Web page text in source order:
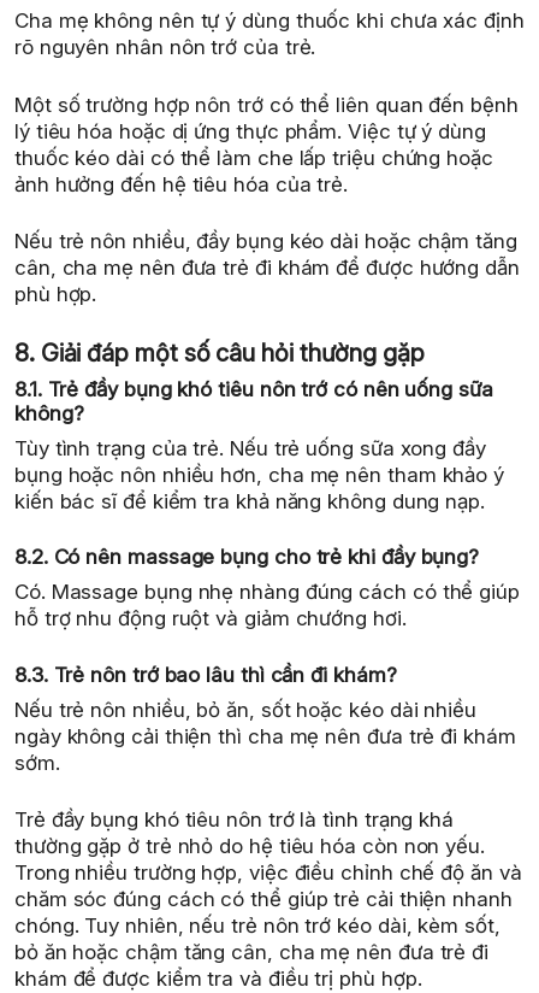
Cha mẹ không nên tự ý dùng thuốc khi chưa xác định
rõ nguyên nhân nôn trớ của trẻ.
Một số trường hợp nôn trớ có thể liên quan đến bệnh
lý tiêu hóa hoặc dị ứng thực phẩm. Việc tự ý dùng
thuốc kéo dài có thể làm che lấp triệu chứng hoặc
ảnh hưởng đến hệ tiêu hóa của trẻ.
Nếu trẻ nôn nhiều, đầy bụng kéo dài hoặc chậm tăng
cân, cha mẹ nên đưa trẻ đi khám để được hướng dẫn
phù hợp.
8. Giải đáp một số câu hỏi thường gặp
8.1. Trẻ đầy bụng khó tiêu nôn trớ có nên uống sữa
không?
Tùy tình trạng của trẻ. Nếu trẻ uống sữa xong đầy
bụng hoặc nôn nhiều hơn, cha mẹ nên tham khảo ý
kiến bác sĩ để kiểm tra khả năng không dung nạp.
8.2. Có nên massage bụng cho trẻ khi đầy bụng?
Có. Massage bụng nhẹ nhàng đúng cách có thể giúp
hỗ trợ nhu động ruột và giảm chướng hơi.
8.3. Trẻ nôn trớ bao lâu thì cần đi khám?
Nếu trẻ nôn nhiều, bỏ ăn, sốt hoặc kéo dài nhiều
ngày không cải thiện thì cha mẹ nên đưa trẻ đi khám
sớm.
Trẻ đầy bụng khó tiêu nôn trớ là tình trạng khá
thường gặp ở trẻ nhỏ do hệ tiêu hóa còn non yếu.
Trong nhiều trường hợp, việc điều chỉnh chế độ ăn và
chăm sóc đúng cách có thể giúp trẻ cải thiện nhanh
chóng. Tuy nhiên, nếu trẻ nôn trớ kéo dài, kèm sốt,
bỏ ăn hoặc chậm tăng cân, cha mẹ nên đưa trẻ đi
khám để được kiểm tra và điều trị phù hợp.